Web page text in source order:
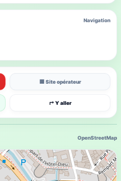
OpenStreetMap
🏢 Site opérateur
↱ Y aller
Navigation